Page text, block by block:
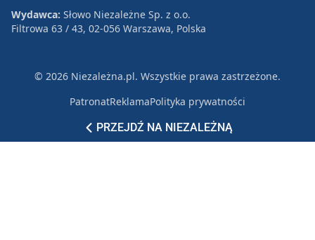
PRZEJDŹ NA NIEZALEŻNĄ
Wydawca: Słowo Niezależne Sp. z o.o.
Filtrowa 63 / 43, 02-056 Warszawa, Polska
© 2026 Niezależna.pl. Wszystkie prawa zastrzeżone.
PatronatReklamaPolityka prywatności